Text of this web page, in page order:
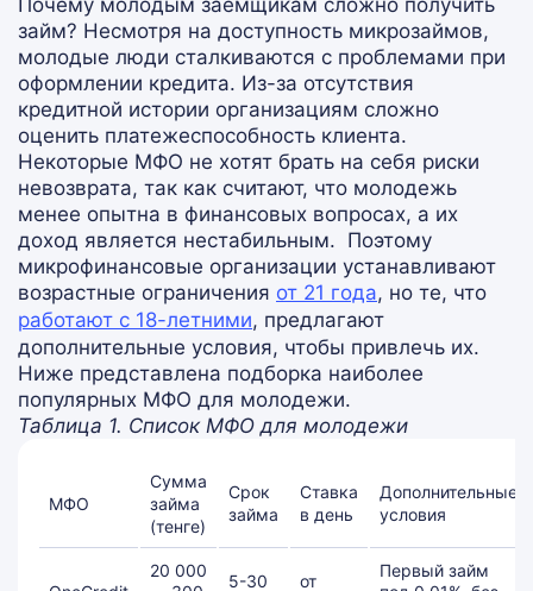
Почему молодым заемщикам сложно получить
займ? Несмотря на доступность микрозаймов,
молодые люди сталкиваются с проблемами при
оформлении кредита. Из-за отсутствия
кредитной истории организациям сложно
оценить платежеспособность клиента.
Некоторые МФО не хотят брать на себя риски
невозврата, так как считают, что молодежь
менее опытна в финансовых вопросах, а их
доход является нестабильным. Поэтому
микрофинансовые организации устанавливают
возрастные ограничения от 21 года, но те, что
работают с 18-летними, предлагают
дополнительные условия, чтобы привлечь их.
Ниже представлена подборка наиболее
популярных МФО для молодежи.
Таблица 1. Список МФО для молодежи
МФО
Сумма
займа
(тенге)
Срок
займа
Ставка
в день
Дополнительные
условия
20 000
5-30
от
Первый займ